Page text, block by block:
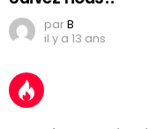
parB
il y a 13 ans